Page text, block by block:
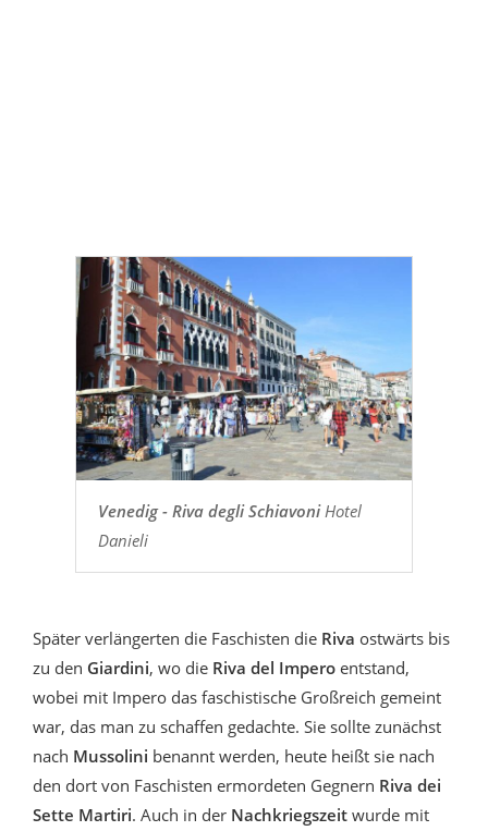
Venedig - Riva degli SchiavoniHotel
Danieli
Später verlängerten die Faschisten die Riva ostwärts bis
zu den Giardini, wo die Riva del Impero entstand,
wobei mit Impero das faschistische Großreich gemeint
war, das man zu schaffen gedachte. Sie sollte zunächst
nach Mussolini benannt werden, heute heißt sie nach
den dort von Faschisten ermordeten Gegnern Riva dei
Sette Martiri. Auch in der Nachkriegszeit wurde mit